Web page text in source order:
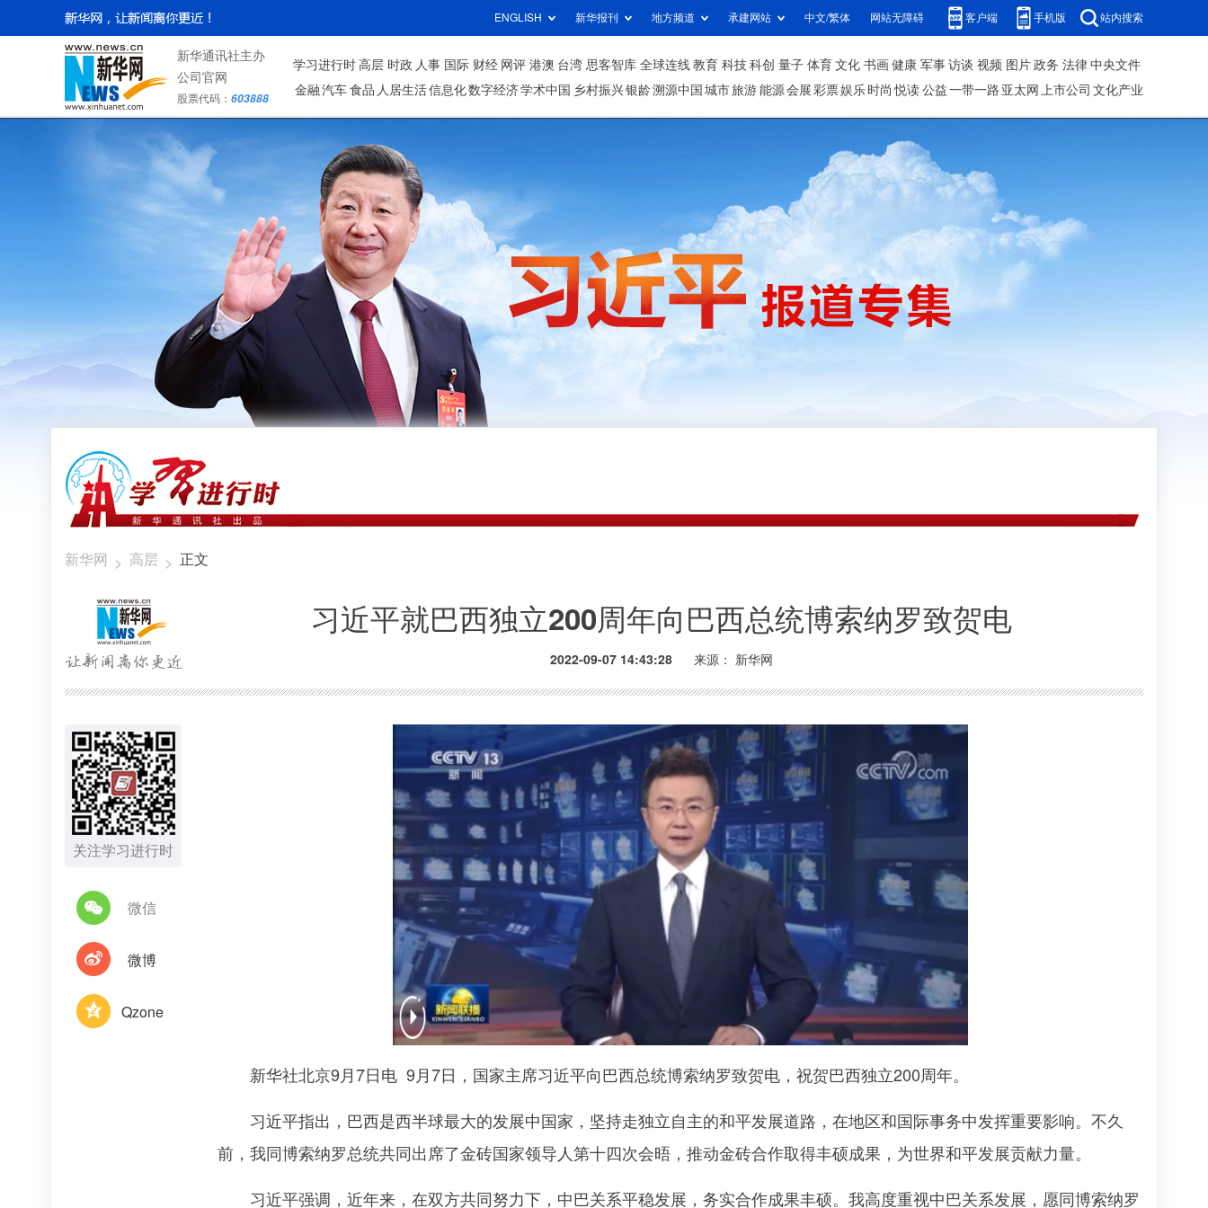
ENGLISH 新华报刊 地方频道 承建网站 中文/繁体 网站无障碍 客户端 手机版 站内搜索
新华通讯社主办
公司官网
股票代码： 603888
学习进行时 高层 时政 人事 国际 财经 网评 港澳 台湾 思客智库 全球连线 教育 科技 科创 量子 体育 文化 书画 健康 军事 访谈 视频 图片 政务 法律 中央文件
金融 汽车 食品 人居生活信息化数字经济学术中国 乡村振兴银龄溯源中国 城市旅游 能源 会展 彩票娱乐 时尚 悦读 公益 一带一路 亚太网 上市公司 文化产业
新华网 > 高层 > 正文
习近平就巴西独立200周年向巴西总统博索纳罗致贺电
2022-09-07 14:43:28 来源： 新华网
关注学习进行时
微信
微博
Qzone
新华社北京9月7日电 9月7日，国家主席习近平向巴西总统博索纳罗致贺电，祝贺巴西独立200周年。
习近平指出，巴西是西半球最大的发展中国家，坚持走独立自主的和平发展道路，在地区和国际事务中发挥重要影响。不久
前，我同博索纳罗总统共同出席了金砖国家领导人第十四次会晤，推动金砖合作取得丰硕成果，为世界和平发展贡献力量。
习近平强调，近年来，在双方共同努力下，中巴关系平稳发展，务实合作成果丰硕。我高度重视中巴关系发展，愿同博索纳罗